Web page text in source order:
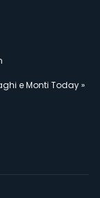
e Monti Today »